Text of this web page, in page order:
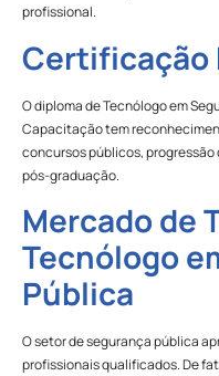
profissional.
Certificação
O diploma de Tecnólogo em
Capacitação tem
concursos públicos,
pós-graduação.
Mercado de
Tecnólogo
Pública
O setor de segurança pública
profissionais qualificados. De